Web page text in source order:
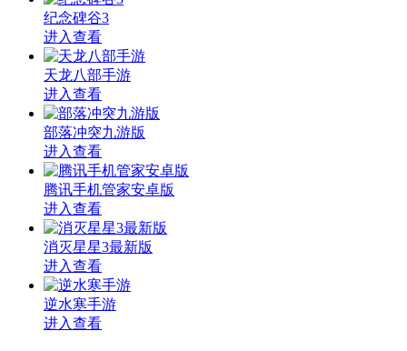
纪念碑谷3
进入查看
天龙八部手游
进入查看
部落冲突九游版
进入查看
腾讯手机管家安卓版
进入查看
消灭星星3最新版
进入查看
逆水寒手游
进入查看